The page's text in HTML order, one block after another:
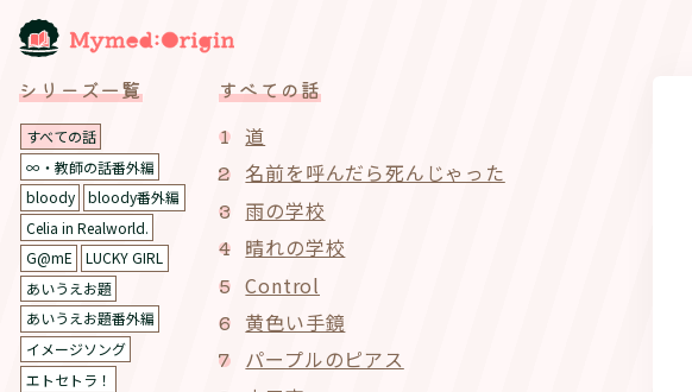
シリーズ一覧
すべての話
∞・教師の話番外編
bloody
bloody番外編
Celia in Realworld.
G@mE
LUCKY GIRL
あいうえお題
あいうえお題番外編
イメージソング
エトセトラ！
すべての話
道
名前を呼んだら死んじゃった
雨の学校
晴れの学校
Control
黄色い手鏡
パープルのピアス